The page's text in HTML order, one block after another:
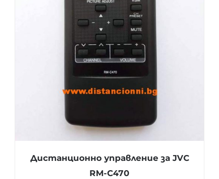
Дистанционно управление за JVC
RM-C470